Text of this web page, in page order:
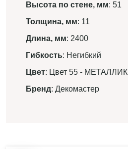
Высота по стене, мм: 51
Толщина, мм: 11
Длина, мм: 2400
Гибкость: Негибкий
Цвет: Цвет 55 - МЕТАЛЛИК
Бренд: Декомастер